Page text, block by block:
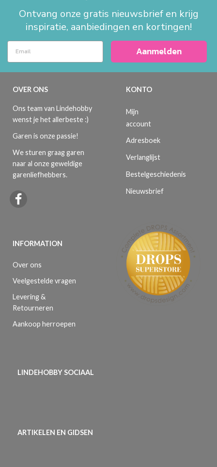
Ontvang onze gratis nieuwsbrief en krijg
inspiratie, aanbiedingen en kortingen!
Aanmelden
OVER ONS
Ons team van Lindehobby
wenst je het allerbeste :)
Garen is onze passie!
We sturen graag garen
naar al onze geweldige
garenliefhebbers.
INFORMATION
Over ons
Veelgestelde vragen
Levering &
Retourneren
Aankoop herroepen
KONTO
Mijn
account
Adresboek
Verlanglijst
Bestelgeschiedenis
Nieuwsbrief
LINDEHOBBY SOCIAAL
ARTIKELEN EN GIDSEN